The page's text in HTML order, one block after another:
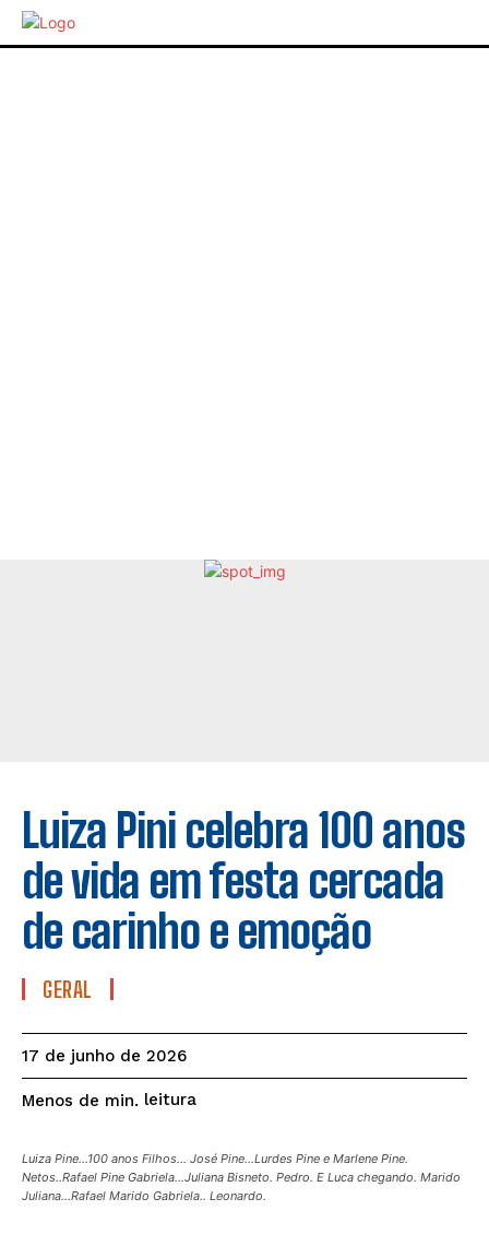
Luiza Pini celebra 100 anos
de vida em festa cercada
de carinho e emoção
GERAL
17 de junho de 2026
Menos de min. leitura
Luiza Pine...100 anos Filhos... José Pine...Lurdes Pine e Marlene Pine.
Netos..Rafael Pine Gabriela...Juliana Bisneto. Pedro. E Luca chegando. Marido
Juliana...Rafael Marido Gabriela.. Leonardo.